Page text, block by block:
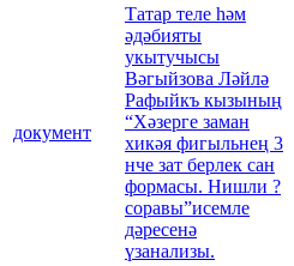
документ
Татар теле һәм
әдәбияты
укытучысы
Вәгыйзова Ләйлә
Рафыйкъ кызының
“Хәзерге заман
хикәя фигыльнең 3
нче зат берлек сан
формасы. Нишли ?
соравы”исемле
дәресенә
үзанализы.